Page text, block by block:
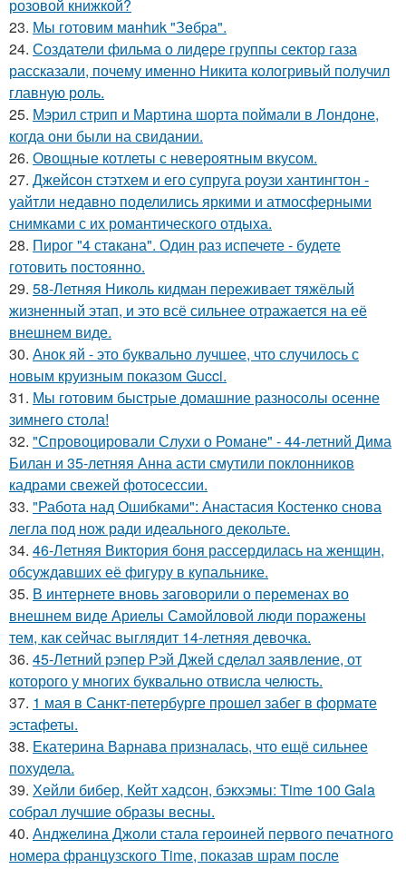
розовой книжкой?
23. Мы готовим мaнhиk "Зeбpa".
24. Создатели фильма о лидере группы сектор газа
рассказали, почему именно Никита кологривый получил
главную роль.
25. Мэрил стрип и Мартина шорта поймали в Лондоне,
когда они были на свидании.
26. Овощные котлеты с невероятным вкусом.
27. Джейсон стэтхем и его супруга роузи хантингтон -
уайтли недавно поделились яркими и атмосферными
снимками с их романтического отдыха.
28. Пирог "4 стaкана". Один раз испечете - будете
готовить постоянно.
29. 58-Летняя Николь кидман переживает тяжёлый
жизненный этап, и это всё сильнее отражается на её
внешнем виде.
30. Анок яй - это буквально лучшее, что случилось с
новым круизным показом Gucci.
31. Мы готовим быстрые домашние разносолы осенне
зимнего стола!
32. "Спровоцировали Слухи о Романе" - 44-летний Дима
Билан и 35-летняя Анна асти смутили поклонников
кадрами свежей фотосессии.
33. "Работа над Ошибками": Анастасия Костенко снова
легла под нож ради идеального декольте.
34. 46-Летняя Виктория боня рассердилась на женщин,
обсуждавших её фигуру в купальнике.
35. В интернете вновь заговорили о переменах во
внешнем виде Ариелы Самойловой люди поражены
тем, как сейчас выглядит 14-летняя девочка.
36. 45-Летний рэпер Рэй Джей сделал заявление, от
которого у многих буквально отвисла челюсть.
37. 1 мая в Санкт-петербурге прошел забег в формате
эстафеты.
38. Екатерина Варнава призналась, что ещё сильнее
похудела.
39. Хейли бибер, Кейт хадсон, бэкхэмы: Time 100 Gala
собрал лучшие образы весны.
40. Анджелина Джоли стала героиней первого печатного
номера французского Time, показав шрам после